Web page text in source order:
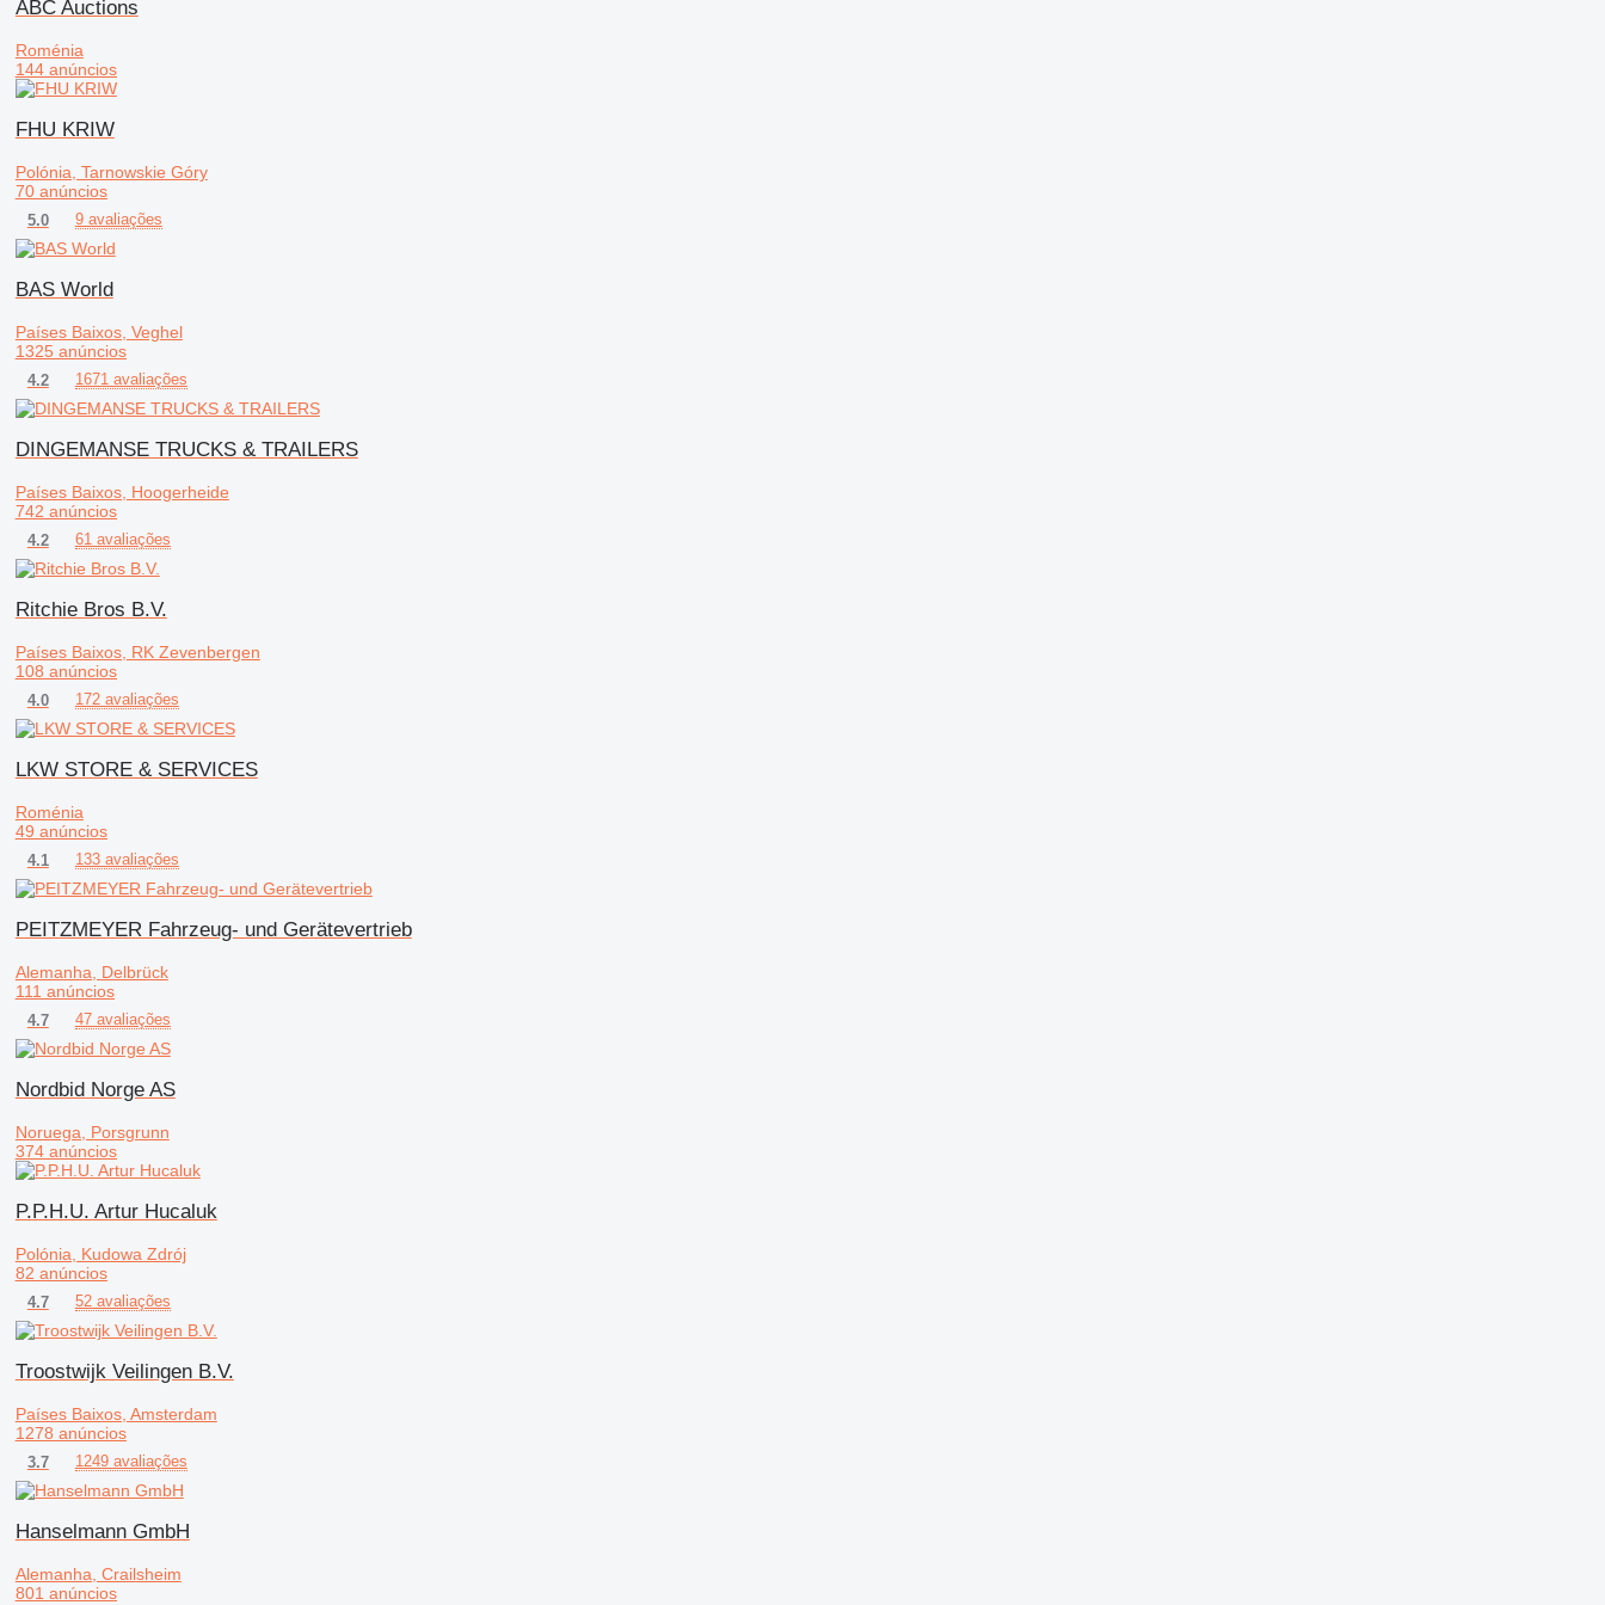
ABC Auctions
Roménia
144 anúncios
FHU KRIW
Polónia, Tarnowskie Góry
70 anúncios
5.0 9 avaliações
BAS World
Países Baixos, Veghel
1325 anúncios
4.2 1671 avaliações
DINGEMANSE TRUCKS & TRAILERS
Países Baixos, Hoogerheide
742 anúncios
4.2 61 avaliações
Ritchie Bros B.V.
Países Baixos, RK Zevenbergen
108 anúncios
4.0 172 avaliações
LKW STORE & SERVICES
Roménia
49 anúncios
4.1 133 avaliações
PEITZMEYER Fahrzeug- und Gerätevertrieb
Alemanha, Delbrück
111 anúncios
4.7 47 avaliações
Nordbid Norge AS
Noruega, Porsgrunn
374 anúncios
P.P.H.U. Artur Hucaluk
Polónia, Kudowa Zdrój
82 anúncios
4.7 52 avaliações
Troostwijk Veilingen B.V.
Países Baixos, Amsterdam
1278 anúncios
3.7 1249 avaliações
Hanselmann GmbH
Alemanha, Crailsheim
801 anúncios